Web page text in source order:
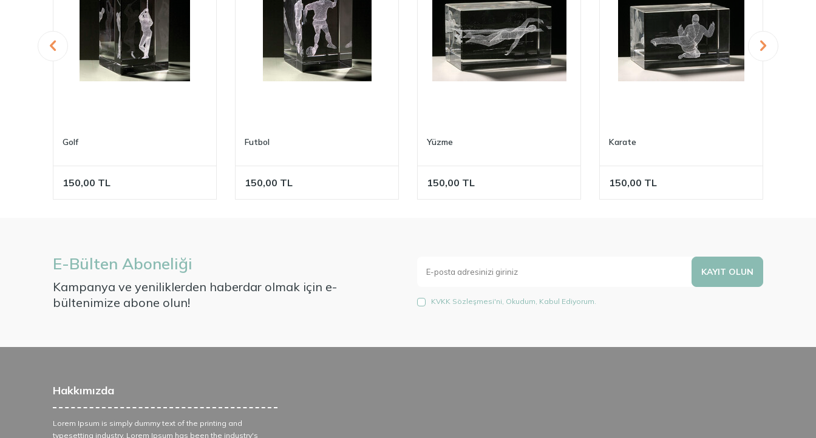
Golf
150,00 TL
Futbol
150,00 TL
Yüzme
150,00 TL
Karate
150,00 TL
E-Bülten Aboneliği
Kampanya ve yeniliklerden haberdar olmak için e-
bültenimize abone olun!
KAYIT OLUN
KVKK Sözleşmesi'ni , Okudum, Kabul Ediyorum.
Hakkımızda
Lorem Ipsum is simply dummy text of the printing and
typesetting industry. Lorem Ipsum has been the industry's